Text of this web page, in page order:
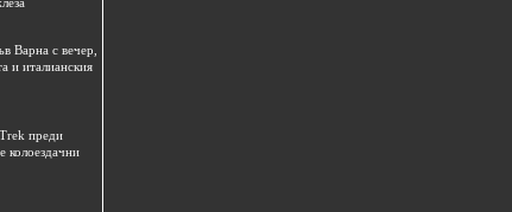
Варна с вечер,
и италианския
преди
колоездачни